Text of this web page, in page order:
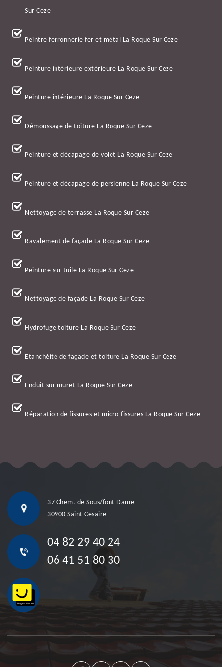
Sur Ceze
Peintre ferronnerie fer et métal La Roque Sur Ceze
Peinture intérieure extérieure La Roque Sur Ceze
Peinture intérieure La Roque Sur Ceze
Démoussage de toiture La Roque Sur Ceze
Peinture et décapage de volet La Roque Sur Ceze
Peinture et décapage de persienne La Roque Sur Ceze
Nettoyage de terrasse La Roque Sur Ceze
Ravalement de façade La Roque Sur Ceze
Peinture sur tuile La Roque Sur Ceze
Nettoyage de façade La Roque Sur Ceze
Hydrofuge toiture La Roque Sur Ceze
Etanchéité de façade et toiture La Roque Sur Ceze
Enduit sur muret La Roque Sur Ceze
Réparation de fissures et micro-fissures La Roque Sur Ceze
37 Chem. de Sous/font Dame
30900 Saint Cesaire
04 82 29 40 24
06 41 51 80 30